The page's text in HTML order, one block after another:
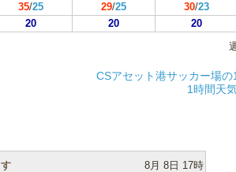
35/25 29/25 30/23
20 20 20
CSアセット港サッカー場の
1時間天
8月 8日 17時